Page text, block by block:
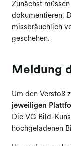
Zunächst
dokumentieren.
missbräuchlich
geschehen.
Meldung
Um den Verstoß
jeweiligen
Die VG Bild-
hochgeladenen